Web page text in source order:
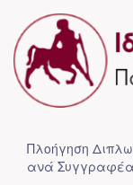
Πλοήγηση
ανά Συγγραφέα